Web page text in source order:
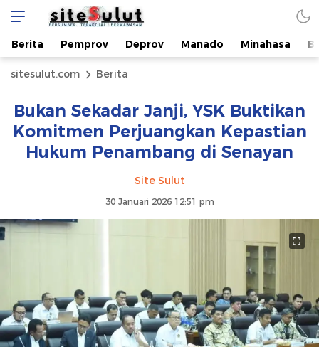
Berita Pemprov Deprov Manado Minahasa
sitesulut.com Berita
Bukan Sekadar Janji, YSK Buktikan
Komitmen Perjuangkan Kepastian
Hukum Penambang di Senayan
Site Sulut
30 Januari 2026 12:51 pm